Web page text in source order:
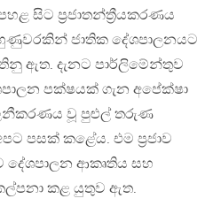
සිට ප්‍රජාතන්ත්‍රීයකරණය
ජාතික දේශපාලනයට
ඇත. දැනට පාර්ලිමේන්තුව
පක්ෂයක් ගැන අපේක්ෂා
වූ පුළුල් තරුණ
පසක් කළේය. එම ප්‍රජාව
ආකෘතිය සහ
කළ යුතුව ඇත.